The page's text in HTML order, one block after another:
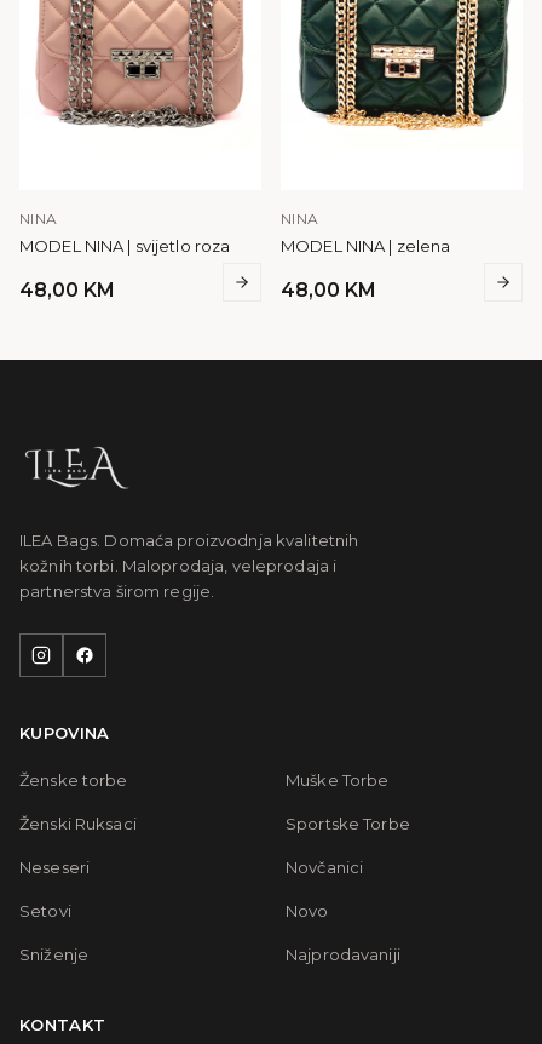
NINA
MODEL NINA | svijetlo roza
48,00 KM
NINA
MODEL NINA | zelena
48,00 KM
ILEA Bags. Domaća proizvodnja kvalitetnih
kožnih torbi. Maloprodaja, veleprodaja i
partnerstva širom regije.
KUPOVINA
Ženske torbe Muške Torbe
Ženski Ruksaci Sportske Torbe
Neseseri Novčanici
Setovi Novo
Sniženje Najprodavaniji
KONTAKT